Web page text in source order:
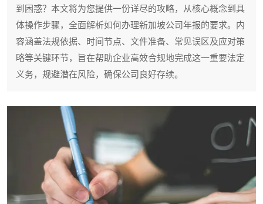
到困惑？本文将为您提供一份详尽的攻略，从核心概念到具
体操作步骤，全面解析如何办理新加坡公司年报的要求。内
容涵盖法规依据、时间节点、文件准备、常见误区及应对策
略等关键环节，旨在帮助企业高效合规地完成这一重要法定
义务，规避潜在风险，确保公司良好存续。